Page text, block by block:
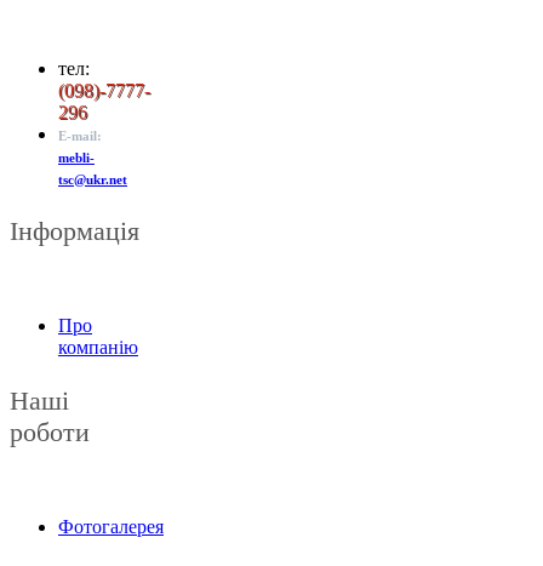
тел:
(098)-7777-
296
E-mail:
mebli-
tsc@ukr.net
Інформація
Про
компанію
Наші
роботи
Фотогалерея